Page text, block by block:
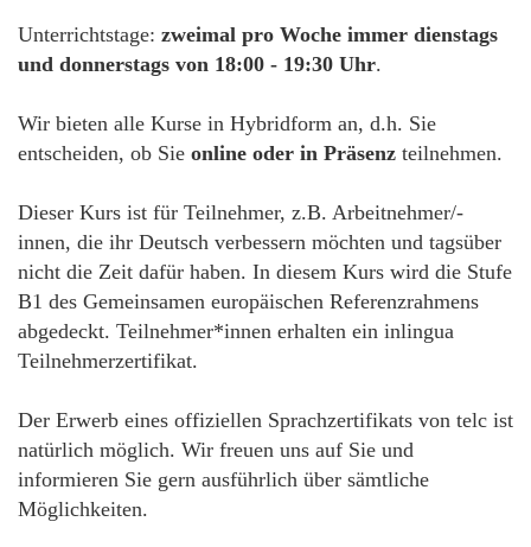
Unterrichtstage: zweimal pro Woche immer dienstags
und donnerstags von 18:00 - 19:30 Uhr.
Wir bieten alle Kurse in Hybridform an, d.h. Sie
entscheiden, ob Sie online oder in Präsenz teilnehmen.
Dieser Kurs ist für Teilnehmer, z.B. Arbeitnehmer/-
innen, die ihr Deutsch verbessern möchten und tagsüber
nicht die Zeit dafür haben. In diesem Kurs wird die Stufe
B1 des Gemeinsamen europäischen Referenzrahmens
abgedeckt. Teilnehmer*innen erhalten ein inlingua
Teilnehmerzertifikat.
Der Erwerb eines offiziellen Sprachzertifikats von telc ist
natürlich möglich. Wir freuen uns auf Sie und
informieren Sie gern ausführlich über sämtliche
Möglichkeiten.